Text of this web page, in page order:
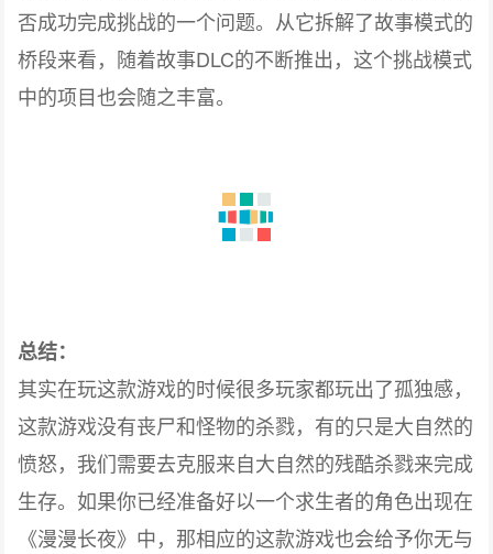
否成功完成挑战的一个问题。从它拆解了故事模式的
桥段来看，随着故事DLC的不断推出，这个挑战模式
中的项目也会随之丰富。
总结：
其实在玩这款游戏的时候很多玩家都玩出了孤独感，
这款游戏没有丧尸和怪物的杀戮，有的只是大自然的
愤怒，我们需要去克服来自大自然的残酷杀戮来完成
生存。如果你已经准备好以一个求生者的角色出现在
《漫漫长夜》中，那相应的这款游戏也会给予你无与